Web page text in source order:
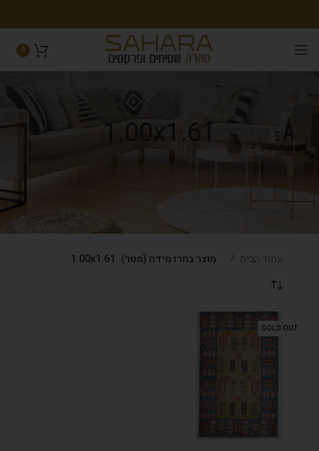
0
1.00x1.61
עמוד הבית מוצר בחרו מידה (מטר) 1.00x1.61
SOLD OUT